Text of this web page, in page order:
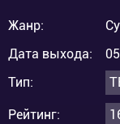
Жанр:
Дата выхода:
Тип:
Рейтинг: